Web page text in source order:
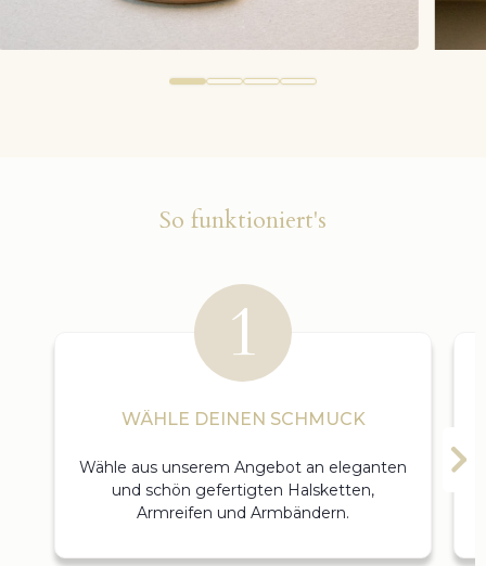
So funktioniert's
WÄHLE DEINEN SCHMUCK
Wähle aus unserem Angebot an eleganten
und schön gefertigten Halsketten,
Armreifen und Armbändern.